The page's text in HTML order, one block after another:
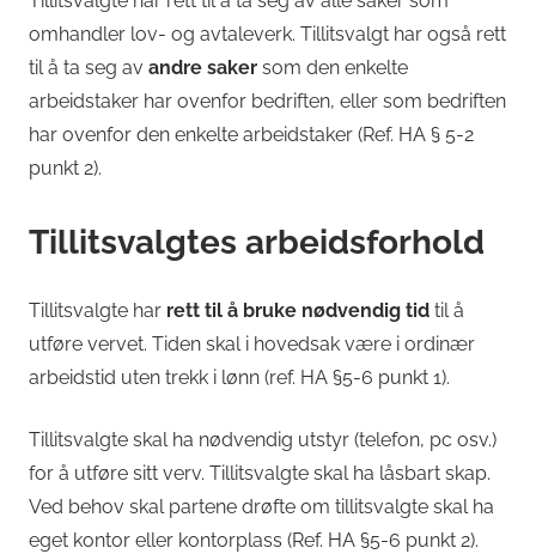
omhandler lov- og avtaleverk. Tillitsvalgt har også rett
til å ta seg av andre saker som den enkelte
arbeidstaker har ovenfor bedriften, eller som bedriften
har ovenfor den enkelte arbeidstaker (Ref. HA § 5-2
punkt 2).
Tillitsvalgtes arbeidsforhold
Tillitsvalgte har rett til å bruke nødvendig tid til å
utføre vervet. Tiden skal i hovedsak være i ordinær
arbeidstid uten trekk i lønn (ref. HA §5-6 punkt 1).
Tillitsvalgte skal ha nødvendig utstyr (telefon, pc osv.)
for å utføre sitt verv. Tillitsvalgte skal ha låsbart skap.
Ved behov skal partene drøfte om tillitsvalgte skal ha
eget kontor eller kontorplass (Ref. HA §5-6 punkt 2).